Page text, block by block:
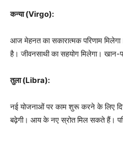
कन्या (Virgo):
आज मेहनत का सकारात्मक परिणाम
है। जीवनसाथी का सहयोग मिलेगा। खान-
तुला (Libra):
नई योजनाओं पर काम शुरू करने के लिए
बढ़ेगी। आय के नए स्रोत मिल सकते हैं।